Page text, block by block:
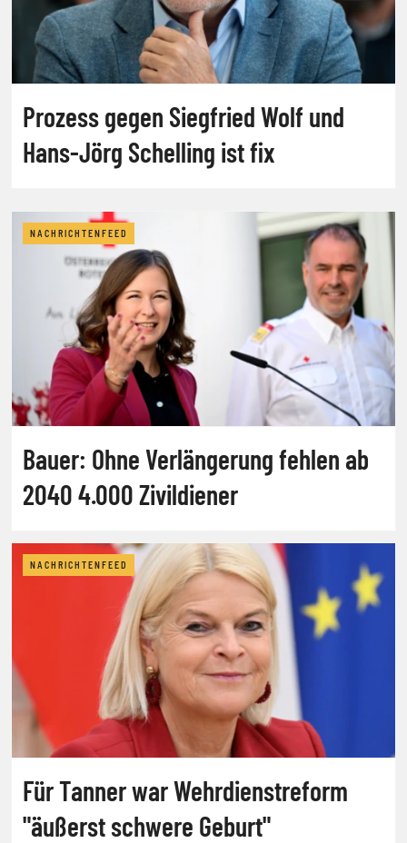
Prozess gegen Siegfried Wolf und
Hans-Jörg Schelling ist fix
NACHRICHTENFEED
Bauer: Ohne Verlängerung fehlen ab
2040 4.000 Zivildiener
NACHRICHTENFEED
Für Tanner war Wehrdienstreform
"äußerst schwere Geburt"